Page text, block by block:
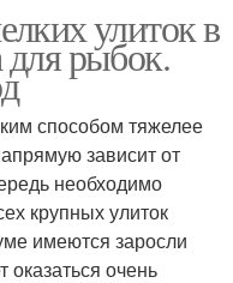
улиток в
для рыбок.
способом тяжелее
зависит от
необходимо
крупных улиток
имеются заросли
оказаться очень